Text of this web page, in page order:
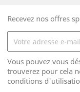
Recevez nos offres
Vous pouvez vous
trouverez pour cela
conditions